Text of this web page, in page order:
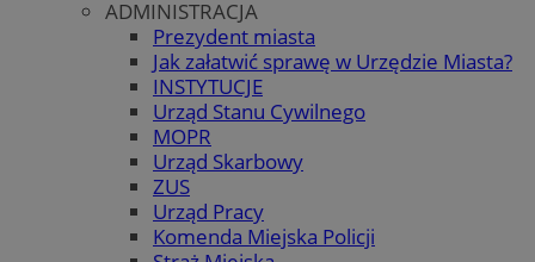
ADMINISTRACJA
Prezydent miasta
Jak załatwić sprawę w Urzędzie Miasta?
INSTYTUCJE
Urząd Stanu Cywilnego
MOPR
Urząd Skarbowy
ZUS
Urząd Pracy
Komenda Miejska Policji